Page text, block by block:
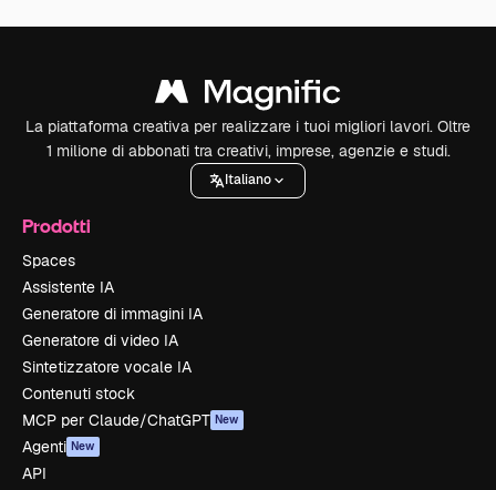
La piattaforma creativa per realizzare i tuoi migliori lavori. Oltre
1 milione di abbonati tra creativi, imprese, agenzie e studi.
Italiano
Prodotti
Spaces
Assistente IA
Generatore di immagini IA
Generatore di video IA
Sintetizzatore vocale IA
Contenuti stock
MCP per Claude/ChatGPT New
Agenti New
API